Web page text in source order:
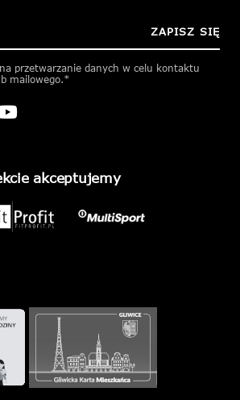
ZAPISZ SIĘ
przetwarzanie danych w celu kontaktu
mailowego.*
akceptujemy